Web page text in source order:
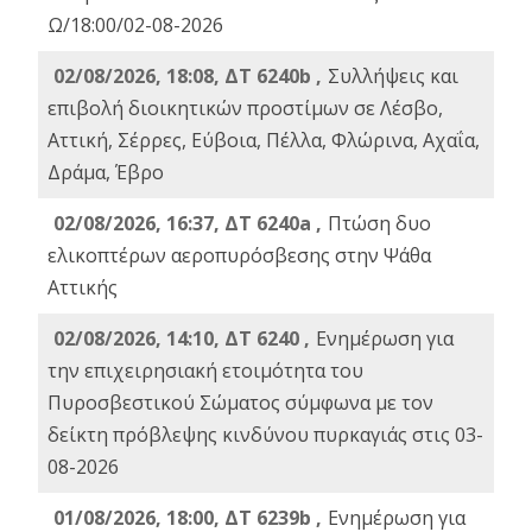
Ω/18:00/02-08-2026
02/08/2026, 18:08, ΔΤ 6240b , Συλλήψεις και
επιβολή διοικητικών προστίμων σε Λέσβο,
Αττική, Σέρρες, Εύβοια, Πέλλα, Φλώρινα, Αχαΐα,
Δράμα, Έβρο
02/08/2026, 16:37, ΔΤ 6240a , Πτώση δυο
ελικοπτέρων αεροπυρόσβεσης στην Ψάθα
Αττικής
02/08/2026, 14:10, ΔΤ 6240 , Ενημέρωση για
την επιχειρησιακή ετοιμότητα του
Πυροσβεστικού Σώματος σύμφωνα με τον
δείκτη πρόβλεψης κινδύνου πυρκαγιάς στις 03-
08-2026
01/08/2026, 18:00, ΔΤ 6239b , Ενημέρωση για